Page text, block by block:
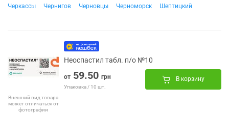
Черкассы
Чернигов Черновцы Черноморск Шептицкий
Внешний вид товара
может отличаться от
фотографии
Неоспастил табл. п/о №10
от 59.50 грн
Упаковка / 10 шт.
В корзину